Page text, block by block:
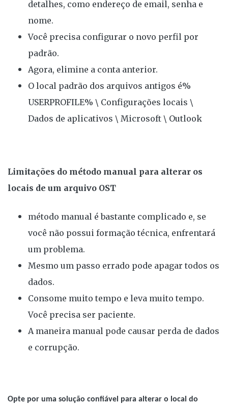
detalhes, como endereço de email, senha e
nome.
Você precisa configurar o novo perfil por
padrão.
Agora, elimine a conta anterior.
O local padrão dos arquivos antigos é%
USERPROFILE% \ Configurações locais \
Dados de aplicativos \ Microsoft \ Outlook
Limitações do método manual para alterar os
locais de um arquivo OST
método manual é bastante complicado e, se
você não possui formação técnica, enfrentará
um problema.
Mesmo um passo errado pode apagar todos os
dados.
Consome muito tempo e leva muito tempo.
Você precisa ser paciente.
A maneira manual pode causar perda de dados
e corrupção.
Opte por uma solução confiável para alterar o local do